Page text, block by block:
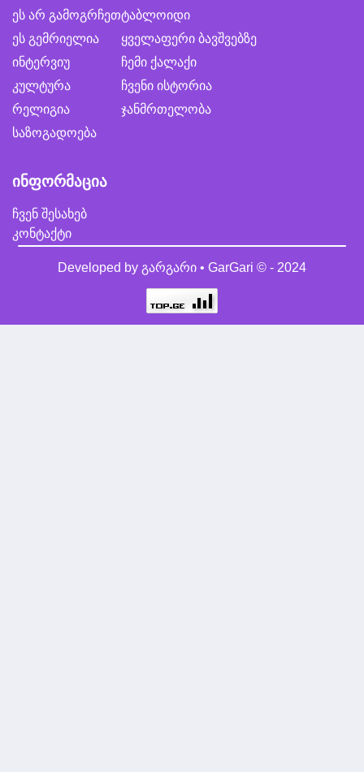
ეს არ გამოგრჩეთ
ეს გემრიელია
ინტერვიუ
კულტურა
რელიგია
საზოგადოება
ტაბლოიდი
ყველაფერი ბავშვებზე
ჩემი ქალაქი
ჩვენი ისტორია
ჯანმრთელობა
ინფორმაცია
ჩვენ შესახებ
კონტაქტი
Developed by გარგარი • GarGari © - 2024